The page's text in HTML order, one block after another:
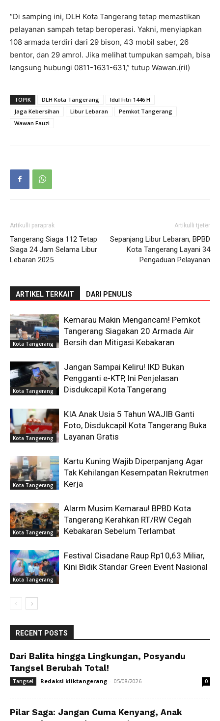
“Di samping ini, DLH Kota Tangerang tetap memastikan
pelayanan sampah tetap beroperasi. Yakni, menyiapkan
108 armada terdiri dari 29 bison, 43 mobil saber, 26
bentor, dan 29 amrol. Jika melihat tumpukan sampah, bisa
langsung hubungi 0811-1631-631,” tutup Wawan.(ril)
TOPIK DLH Kota Tangerang
Idul Fitri 1446 H
Jaga Kebersihan
Libur Lebaran
Pemkot Tangerang
Wawan Fauzi
Artikulli paraprak
Tangerang Siaga 112 Tetap
Siaga 24 Jam Selama Libur
Lebaran 2025
Artikulli tjetër
Sepanjang Libur Lebaran, BPBD
Kota Tangerang Layani 34
Pengaduan Pelayanan
ARTIKEL TERKAIT DARI PENULIS
Kota Tangerang
Kemarau Makin Mengancam! Pemkot
Tangerang Siagakan 20 Armada Air
Bersih dan Mitigasi Kebakaran
Kota Tangerang
Jangan Sampai Keliru! IKD Bukan
Pengganti e-KTP, Ini Penjelasan
Disdukcapil Kota Tangerang
Kota Tangerang
KIA Anak Usia 5 Tahun WAJIB Ganti
Foto, Disdukcapil Kota Tangerang Buka
Layanan Gratis
Kota Tangerang
Kartu Kuning Wajib Diperpanjang Agar
Tak Kehilangan Kesempatan Rekrutmen
Kerja
Kota Tangerang
Alarm Musim Kemarau! BPBD Kota
Tangerang Kerahkan RT/RW Cegah
Kebakaran Sebelum Terlambat
Kota Tangerang
Festival Cisadane Raup Rp10,63 Miliar,
Kini Bidik Standar Green Event Nasional
RECENT POSTS
Dari Balita hingga Lingkungan, Posyandu
Tangsel Berubah Total!
Tangsel Redaksi kliktangerang - 05/08/2026 0
Pilar Saga: Jangan Cuma Kenyang, Anak